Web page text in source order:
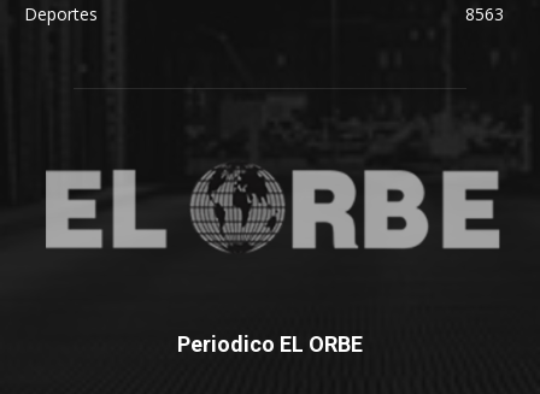
Deportes
8563
Periodico EL ORBE